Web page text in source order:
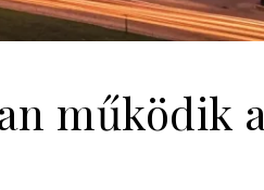
működik a